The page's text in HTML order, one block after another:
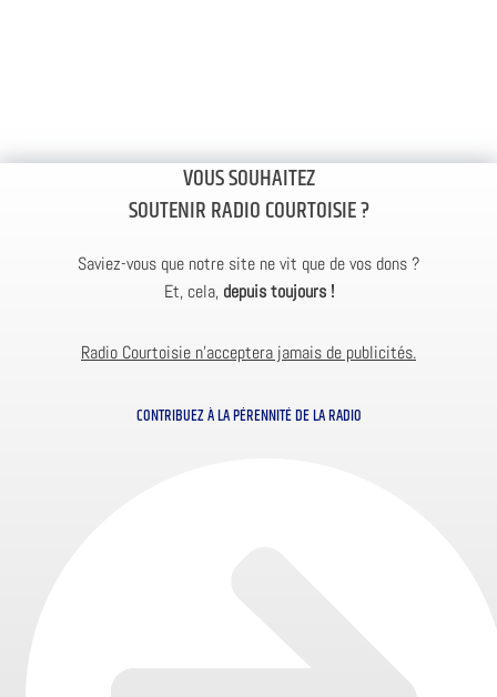
VOUS SOUHAITEZ
SOUTENIR RADIO COURTOISIE ?
Saviez-vous que notre site ne vit que de vos dons ?
Et, cela, depuis toujours !
Radio Courtoisie n’acceptera jamais de publicités.
CONTRIBUEZ À LA PÉRENNITÉ DE LA RADIO